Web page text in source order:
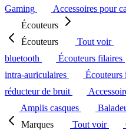
Gaming
Accessoires pour
Écouteurs
Écouteurs
Tout voir
bluetooth
Écouteurs filaires
intra-auriculaires
Écouteurs
réducteur de bruit
Amplis casques
Marques
Tout voir